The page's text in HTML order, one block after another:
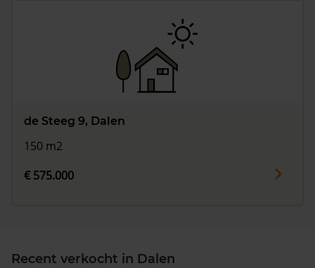
de Steeg 9, Dalen
150 m2
€ 575.000
Recent verkocht in Dalen